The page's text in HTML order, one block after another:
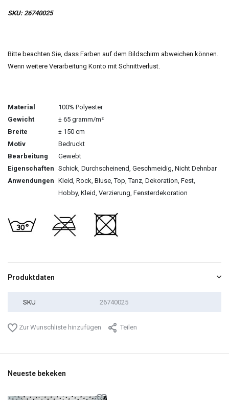
SKU: 26740025
Bitte beachten Sie, dass Farben auf dem Bildschirm abweichen können.
Wenn weitere Verarbeitung Konto mit Schnittverlust.
Material
100% Polyester
Gewicht
± 65 gramm/m²
Breite
± 150 cm
Motiv
Bedruckt
Bearbeitung
Gewebt
Eigenschaften Schick, Durchscheinend, Geschmeidig, Nicht Dehnbar
Anwendungen Kleid, Rock, Bluse, Top, Tanz, Dekoration, Fest,
Hobby, Kleid, Verzierung, Fensterdekoration
Produktdaten
SKU 26740025
Zur Wunschliste hinzufügen Teilen
Neueste bekeken